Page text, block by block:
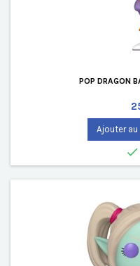
POP DRAGON
Ajouter au
